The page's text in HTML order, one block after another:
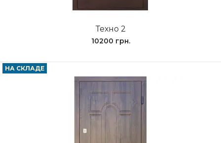
Техно 2
10200 грн.
НА СКЛАДЕ